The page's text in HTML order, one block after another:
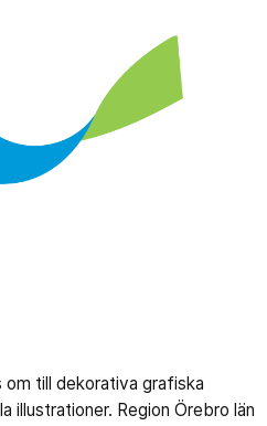
om till dekorativa grafiska
illustrationer. Region Örebro län